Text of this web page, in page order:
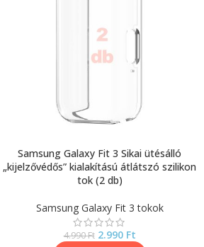
Samsung Galaxy Fit 3 Sikai ütésálló
„kijelzővédős” kialakítású átlátszó szilikon
tok (2 db)
Samsung Galaxy Fit 3 tokok
4.990Ft 2.990 Ft